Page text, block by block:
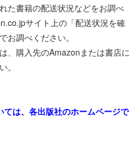
た書籍の配送状況などをお調べ
サイト上の「配送状況を確
お調べください。
、購入先のAmazonまたは書店に
。
は、各出版社のホームページで